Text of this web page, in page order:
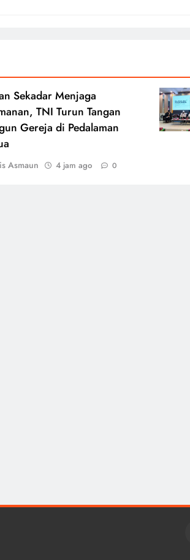
Sekadar Menjaga
TNI Turun Tangan
Gereja di Pedalaman
Asmaun 4 jam ago 0